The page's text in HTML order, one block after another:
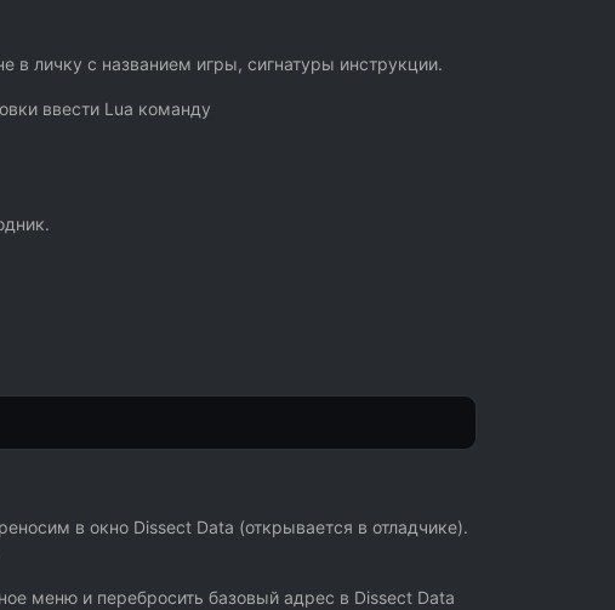
в личку с названием игры, сигнатуры инструкции.
ввести Lua команду
в окно Dissect Data (открывается в отладчике).
меню и перебросить базовый адрес в Dissect Data